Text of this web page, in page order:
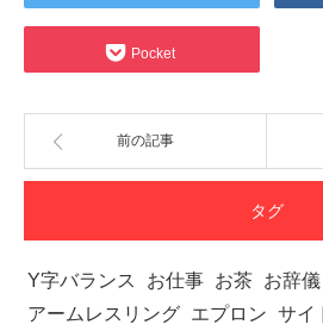
Pocket
前の記事
タグ
Y字バランス お仕事 お茶 お辞儀
アームレスリング エプロン サイ